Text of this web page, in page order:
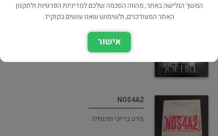
Heart-Shaped Box
אימה ומתח
NOS4A2
מדע בדיוני ופנטזיה
המשך הגלישה באתר, מהווה הסכמה שלכם למדיניות הפרטיות ולתקנון
האתר המעודכנים, ולשימוש שאנו עושים בקוקיז.
אישור